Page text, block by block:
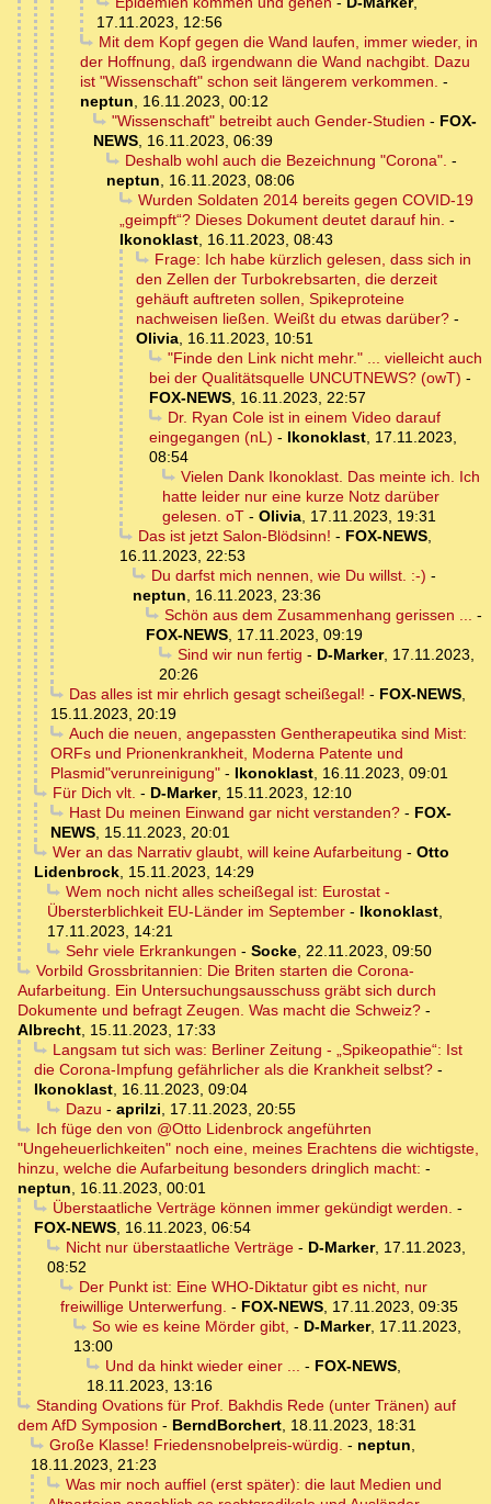
17.11.2023, 12:56
Mit dem Kopf gegen die Wand laufen, immer wieder, in
der Hoffnung, daß irgendwann die Wand nachgibt. Dazu
ist "Wissenschaft" schon seit längerem verkommen. -
neptun, 16.11.2023, 00:12
"Wissenschaft" betreibt auch Gender-Studien - FOX-
NEWS, 16.11.2023, 06:39
Deshalb wohl auch die Bezeichnung "Corona". -
neptun, 16.11.2023, 08:06
Wurden Soldaten 2014 bereits gegen COVID-19
„geimpft“? Dieses Dokument deutet darauf hin. -
Ikonoklast, 16.11.2023, 08:43
Frage: Ich habe kürzlich gelesen, dass sich in
den Zellen der Turbokrebsarten, die derzeit
gehäuft auftreten sollen, Spikeproteine
nachweisen ließen. Weißt du etwas darüber? -
Olivia, 16.11.2023, 10:51
"Finde den Link nicht mehr." ... vielleicht auch
bei der Qualitätsquelle UNCUTNEWS? (owT) -
FOX-NEWS, 16.11.2023, 22:57
Dr. Ryan Cole ist in einem Video darauf
eingegangen (nL) - Ikonoklast, 17.11.2023,
08:54
Vielen Dank Ikonoklast. Das meinte ich. Ich
hatte leider nur eine kurze Notz darüber
gelesen. oT - Olivia, 17.11.2023, 19:31
Das ist jetzt Salon-Blödsinn! - FOX-NEWS,
16.11.2023, 22:53
Du darfst mich nennen, wie Du willst. :-) -
neptun, 16.11.2023, 23:36
Schön aus dem Zusammenhang gerissen ... -
FOX-NEWS, 17.11.2023, 09:19
Sind wir nun fertig - D-Marker, 17.11.2023,
20:26
Das alles ist mir ehrlich gesagt scheißegal! - FOX-NEWS,
15.11.2023, 20:19
Auch die neuen, angepassten Gentherapeutika sind Mist:
ORFs und Prionenkrankheit, Moderna Patente und
Plasmid"verunreinigung" - Ikonoklast, 16.11.2023, 09:01
Für Dich vlt. - D-Marker, 15.11.2023, 12:10
Hast Du meinen Einwand gar nicht verstanden?- FOX-
NEWS, 15.11.2023, 20:01
Wer an das Narrativ glaubt, will keine Aufarbeitung - Otto
Lidenbrock, 15.11.2023, 14:29
Wem noch nicht alles scheißegal ist: Eurostat -
Übersterblichkeit EU-Länder im September - Ikonoklast,
17.11.2023, 14:21
Sehr viele Erkrankungen - Socke, 22.11.2023, 09:50
Vorbild Grossbritannien: Die Briten starten die Corona-
Aufarbeitung. Ein Untersuchungsausschuss gräbt sich durch
Dokumente und befragt Zeugen. Was macht die Schweiz? -
Albrecht, 15.11.2023, 17:33
Langsam tut sich was: Berliner Zeitung - „Spikeopathie“: Ist
die Corona-Impfung gefährlicher als die Krankheit selbst? -
Ikonoklast, 16.11.2023, 09:04
Dazu - aprilzi, 17.11.2023, 20:55
Ich füge den von @Otto Lidenbrock angeführten
"Ungeheuerlichkeiten" noch eine, meines Erachtens die wichtigste,
hinzu, welche die Aufarbeitung besonders dringlich macht: -
neptun, 16.11.2023, 00:01
Überstaatliche Verträge können immer gekündigt werden. -
FOX-NEWS, 16.11.2023, 06:54
Nicht nur überstaatliche Verträge- D-Marker, 17.11.2023,
08:52
Der Punkt ist: Eine WHO-Diktatur gibt es nicht, nur
freiwillige Unterwerfung. - FOX-NEWS, 17.11.2023, 09:35
So wie es keine Mörder gibt, - D-Marker, 17.11.2023,
13:00
Und da hinkt wieder einer ... - FOX-NEWS,
18.11.2023, 13:16
Standing Ovations für Prof. Bakhdis Rede (unter Tränen) auf
dem AfD Symposion - BerndBorchert, 18.11.2023, 18:31
Große Klasse! Friedensnobelpreis-würdig. - neptun,
18.11.2023, 21:23
Was mir noch auffiel (erst später): die laut Medien und